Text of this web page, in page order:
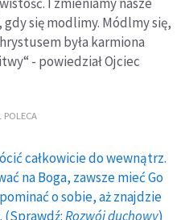
gdy się modlimy. Módlmy się,
była karmiona
- powiedział Ojciec
POLECA
całkowicie do wewnątrz.
na Boga, zawsze mieć Go
o sobie, aż znajdzie
(Sprawdź:Rozwój duchowy)